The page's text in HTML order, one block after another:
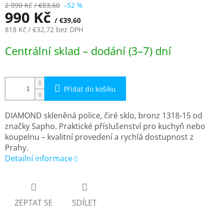
2 090 Kč / €83,60 –52 %
990 Kč / €39,60
818 Kč / €32,72 bez DPH
cena:
Centrální sklad – dodání (3–7) dní
Přidat do košíku
DIAMOND skleněná police, čiré sklo, bronz 1318-15 od
značky Sapho. Praktické příslušenství pro kuchyň nebo
koupelnu – kvalitní provedení a rychlá dostupnost z
Prahy.
Detailní informace
ZEPTAT SE SDÍLET